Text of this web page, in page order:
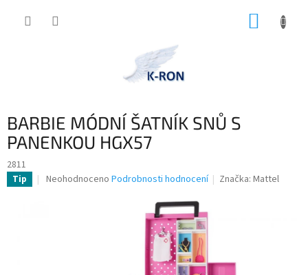
BARBIE MÓDNÍ ŠATNÍK SNŮ S
PANENKOU HGX57
2811
Tip
Průměrné
Neohodnoceno Podrobnosti hodnocení Značka:Mattel